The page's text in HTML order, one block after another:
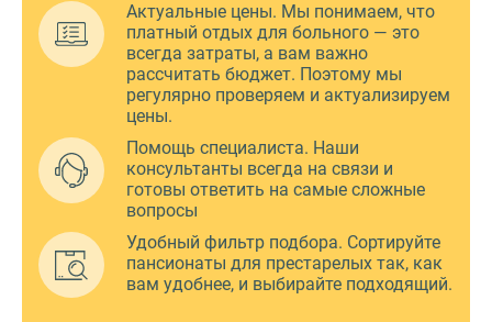
Актуальные цены. Мы понимаем, что
платный отдых для больного — это
всегда затраты, а вам важно
рассчитать бюджет. Поэтому мы
регулярно проверяем и актуализируем
цены.
Помощь специалиста. Наши
консультанты всегда на связи и
готовы ответить на самые сложные
вопросы
Удобный фильтр подбора. Сортируйте
пансионаты для престарелых так, как
вам удобнее, и выбирайте подходящий.